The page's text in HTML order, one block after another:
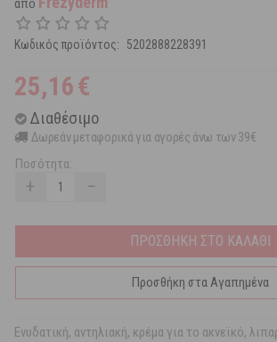
από
Κωδικός προϊόντος: 5202888228391
25,16€
Διαθέσιμο
Δωρεάν μεταφορικά για αγορές άνω των 39€
Ποσότητα:
+ −
ΠΡΟΣΘΗΚΗ ΣΤΟ ΚΑΛΑΘΙ
Προσθήκη στα Αγαπημένα
Ενυδατική, αντηλιακή, κρέμα για το ακνεϊκό,